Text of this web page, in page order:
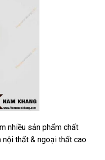
nhiều sản phẩm chất
nội thất & ngoại thất cao